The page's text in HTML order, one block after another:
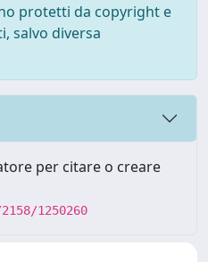
protetti da copyright e
salvo diversa
per citare o creare
1250260